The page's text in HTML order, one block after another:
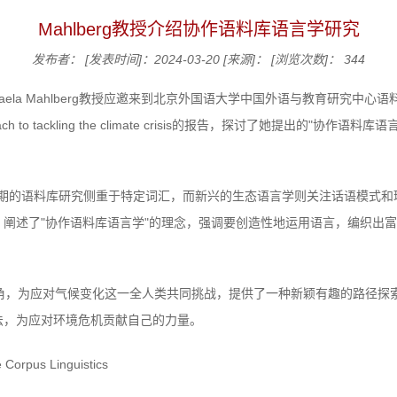
Mahlberg教授介绍协作语料库语言学研究
发布者： [发表时间]：2024-03-20 [来源]： [浏览次数]： 344
Mahlberg教授应邀来到北京外国语大学中国外语与教育研究中心语
to tackling the climate crisis的报告，探讨了她提出的"协作语料库语
的语料库研究侧重于特定词汇，而新兴的生态语言学则关注话语模式
述了"协作语料库语言学"的理念，强调要创造性地运用语言，编织出
为应对气候变化这一全人类共同挑战，提供了一种新颖有趣的路径
为应对环境危机贡献自己的力量。
Corpus Linguistics